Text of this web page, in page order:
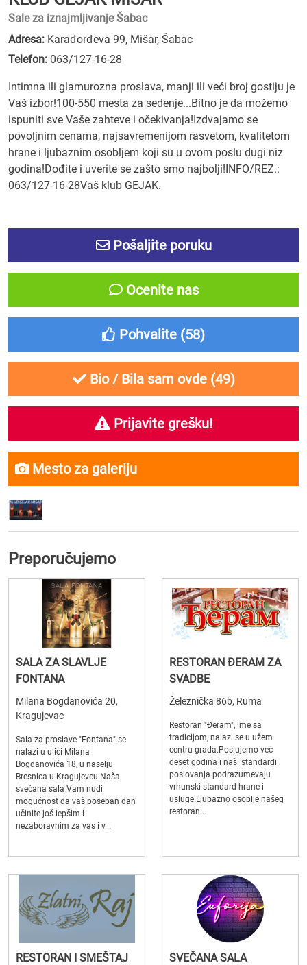
Sale za iznajmljivanje Šabac
Adresa: Karađorđeva 99, Mišar, Šabac
Telefon: 063/127-16-28
Intimna ili glamurozna proslava, manji ili veći broj gostiju je
Vaš izbor!100-550 mesta za sedenje...Bitno je da možemo
ispuniti sve Vaše zahteve i očekivanja!Izdvajamo se
povoljnim cenama, najsavremenijom rasvetom, kvalitetom
hrane i ljubaznim osobljem koji su u ovom poslu dugi niz
godina!Dođite i uverite se zašto smo najbolji!INFO/REZ.:
063/127-16-28Vaš klub GEJAK.
Pošaljite poruku
Ocenite nas
Pohvalite (58)
Bio / Bila sam ovde (49)
Prijavite grešku!
Mesto za galeriju
Preporučujemo
SALA ZA SLAVLJE
FONTANA
Milana Bogdanovića 20,
Kragujevac
Sala za proslave "Fontana" se
nalazi u ulici Milana
Bogdanovića 18, u naselju
Bresnica u Kragujevcu.Naša
svečana sala Vam nudi
mogućnost da vaš poseban dan
učinite još lepšim i
nezaboravnim za vas i v...
RESTORAN ĐERAM ZA
SVADBE
Železnička 86b, Ruma
Restoran "Đeram", ime sa
tradicijom, nalazi se u užem
centru grada.Poslujemo već
deset godina i naši standardi
poslovanja podrazumevaju
vrhunski standard hrane i
usluge.Ljubazno osoblje našeg
restoran...
RESTORAN I SMEŠTAJ
SVEČANA SALA